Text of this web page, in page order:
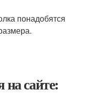
понадобятся
на сайте: